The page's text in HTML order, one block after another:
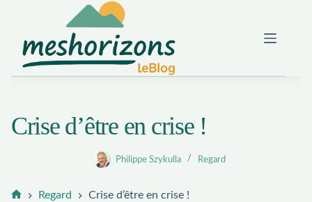
contenu
Crise d’être en crise !
Philippe Szykulla Regard
Regard Crise d’être en crise !